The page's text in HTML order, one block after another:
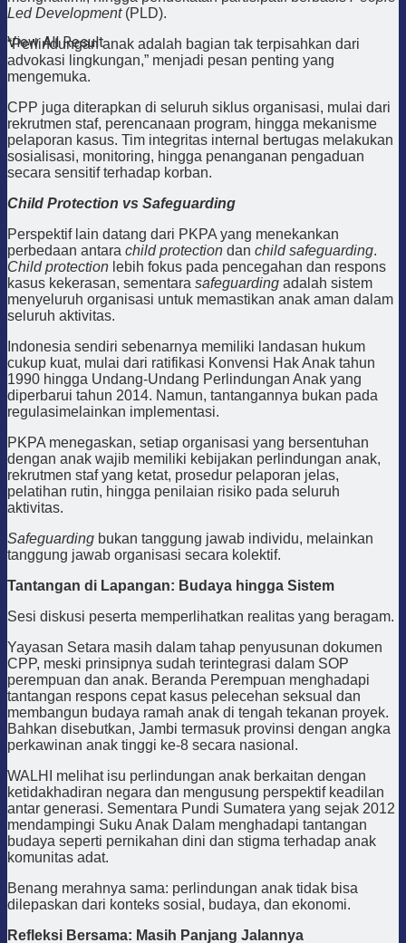
View All Result
Led Development(PLD).
“Perlindungan anak adalah bagian tak terpisahkan dari
advokasi lingkungan,” menjadi pesan penting yang
mengemuka.
CPP juga diterapkan di seluruh siklus organisasi, mulai dari
rekrutmen staf, perencanaan program, hingga mekanisme
pelaporan kasus. Tim integritas internal bertugas melakukan
sosialisasi, monitoring, hingga penanganan pengaduan
secara sensitif terhadap korban.
Child Protection vs Safeguarding
Perspektif lain datang dari PKPA yang menekankan
perbedaan antara child protection dan child safeguarding.
Child protection lebih fokus pada pencegahan dan respons
kasus kekerasan, sementara safeguarding adalah sistem
menyeluruh organisasi untuk memastikan anak aman dalam
seluruh aktivitas.
Indonesia sendiri sebenarnya memiliki landasan hukum
cukup kuat, mulai dari ratifikasi Konvensi Hak Anak tahun
1990 hingga Undang-Undang Perlindungan Anak yang
diperbarui tahun 2014. Namun, tantangannya bukan pada
regulasimelainkan implementasi.
PKPA menegaskan, setiap organisasi yang bersentuhan
dengan anak wajib memiliki kebijakan perlindungan anak,
rekrutmen staf yang ketat, prosedur pelaporan jelas,
pelatihan rutin, hingga penilaian risiko pada seluruh
aktivitas.
Safeguarding bukan tanggung jawab individu, melainkan
tanggung jawab organisasi secara kolektif.
Tantangan di Lapangan: Budaya hingga Sistem
Sesi diskusi peserta memperlihatkan realitas yang beragam.
Yayasan Setara masih dalam tahap penyusunan dokumen
CPP, meski prinsipnya sudah terintegrasi dalam SOP
perempuan dan anak. Beranda Perempuan menghadapi
tantangan respons cepat kasus pelecehan seksual dan
membangun budaya ramah anak di tengah tekanan proyek.
Bahkan disebutkan, Jambi termasuk provinsi dengan angka
perkawinan anak tinggi ke-8 secara nasional.
WALHI melihat isu perlindungan anak berkaitan dengan
ketidakhadiran negara dan mengusung perspektif keadilan
antar generasi. Sementara Pundi Sumatera yang sejak 2012
mendampingi Suku Anak Dalam menghadapi tantangan
budaya seperti pernikahan dini dan stigma terhadap anak
komunitas adat.
Benang merahnya sama: perlindungan anak tidak bisa
dilepaskan dari konteks sosial, budaya, dan ekonomi.
Refleksi Bersama: Masih Panjang Jalannya